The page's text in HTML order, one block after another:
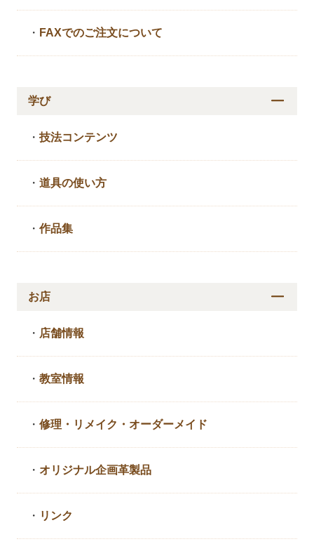
・ FAXでのご注文について
学び
・技法コンテンツ
・道具の使い方
・作品集
お店
・ 店舗情報
・教室情報
・修理・リメイク・ オーダーメイド
・ オリジナル企画革製品
・ リンク